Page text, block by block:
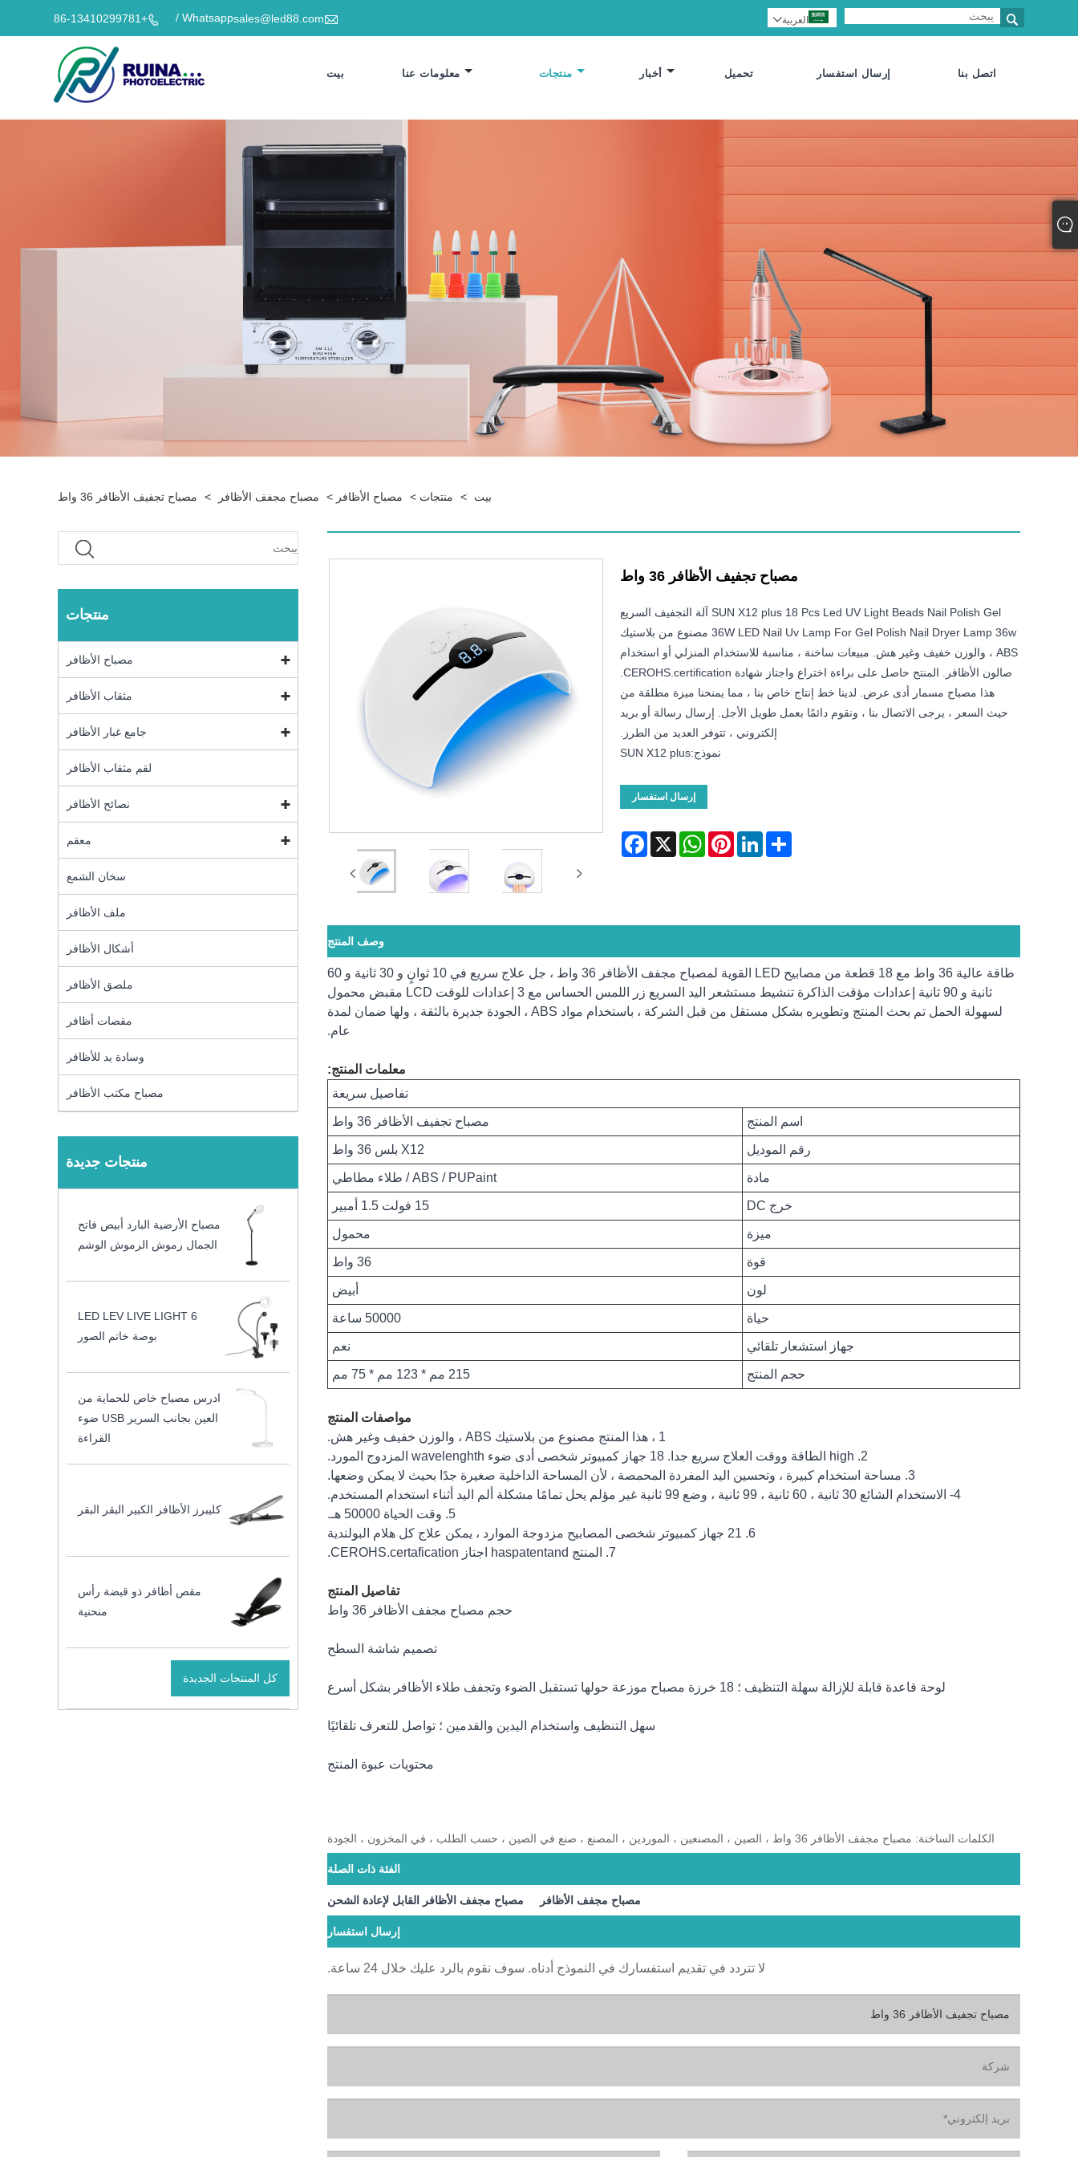

sales@led88.com
Whatsapp /

+86-13410299781  العربية
بيت معلومات عنا منتجات أخبار تحميل إرسال استفسار اتصل بنا
بيت > منتجات > مصباح الأظافر > مصباح مجفف الأظافر > مصباح تجفيف الأظافر 36 واط
منتجات
مصباح الأظافر
مثقاب الأظافر
جامع غبار الأظافر
لقم مثقاب الأظافر
نصائح الأظافر
معقم
سخان الشمع
ملف الأظافر
أشكال الأظافر
ملصق الأظافر
مقصات أظافر
وسادة يد للأظافر
مصباح مكتب الأظافر
منتجات جديدة
مصباح الأرضية البارد أبيض فاتح
الجمال رموش الرموش الوشم
LED LEV LIVE LIGHT 6
بوصة خاتم الصور
ادرس مصباح خاص للحماية من
العين بجانب السرير USB ضوء
القراءة
كليبرز الأظافر الكبير البقر البقر
مقص أظافر ذو قبضة رأس
منحنية
كل المنتجات الجديدة
مصباح تجفيف الأظافر 36 واط
SUN X12 plus 18 Pcs Led UV Light Beads Nail Polish Gel آلة التجفيف السريع
36W LED Nail Uv Lamp For Gel Polish Nail Dryer Lamp 36w مصنوع من بلاستيك
ABS ، والوزن خفيف وغير هش. مبيعات ساخنة ، مناسبة للاستخدام المنزلي أو استخدام
صالون الأظافر. المنتج حاصل على براءة اختراع واجتاز شهادة CEROHS.certification.
هذا مصباح مسمار أدى عرض. لدينا خط إنتاج خاص بنا ، مما يمنحنا ميزة مطلقة من
حيث السعر ، يرجى الاتصال بنا ، ونقوم دائمًا بعمل طويل الأجل. إرسال رسالة أو بريد
إلكتروني ، تتوفر العديد من الطرز.
نموذج:SUN X12 plus
إرسال استفسار
Facebook X
WhatsAppPinterestLinkedInShare
وصف المنتج
طاقة عالية 36 واط مع 18 قطعة من مصابيح LED القوية لمصباح مجفف الأظافر 36 واط ، جل علاج سريع في 10 ثوانٍ و 30 ثانية و 60
ثانية و 90 ثانية إعدادات مؤقت الذاكرة تنشيط مستشعر اليد السريع زر اللمس الحساس مع 3 إعدادات للوقت LCD مقبض محمول
لسهولة الحمل تم بحث المنتج وتطويره بشكل مستقل من قبل الشركة ، باستخدام مواد ABS ، الجودة جديرة بالثقة ، ولها ضمان لمدة
عام.
معلمات المنتج:
تفاصيل سريعة
اسم المنتج مصباح تجفيف الأظافر 36 واط
رقم الموديل X12 بلس 36 واط
مادة ABS / PUPaint / طلاء مطاطي
خرج DC 15 فولت 1.5 أمبير
ميزة محمول
قوة 36 واط
لون أبيض
حياة 50000 ساعة
جهاز استشعار تلقائي نعم
حجم المنتج 215 مم * 123 مم * 75 مم
مواصفات المنتج
1 ، هذا المنتج مصنوع من بلاستيك ABS ، والوزن خفيف وغير هش.
2. high الطاقة ووقت العلاج سريع جدا. 18 جهاز كمبيوتر شخصى أدى ضوء wavelenghth المزدوج المورد.
3. مساحة استخدام كبيرة ، وتحسين اليد المفردة المحمصة ، لأن المساحة الداخلية صغيرة جدًا بحيث لا يمكن وضعها.
4- الاستخدام الشائع 30 ثانية ، 60 ثانية ، 99 ثانية ، وضع 99 ثانية غير مؤلم يحل تمامًا مشكلة ألم اليد أثناء استخدام المستخدم.
5. وقت الحياة 50000 هـ.
6. 21 جهاز كمبيوتر شخصى المصابيح مزدوجة الموارد ، يمكن علاج كل هلام البولندية
7. المنتج haspatentand اجتاز CEROHS.certafication.
تفاصيل المنتج
حجم مصباح مجفف الأظافر 36 واط
تصميم شاشة السطح
لوحة قاعدة قابلة للإزالة سهلة التنظيف ؛ 18 خرزة مصباح موزعة حولها تستقبل الضوء وتجفف طلاء الأظافر بشكل أسرع
سهل التنظيف واستخدام اليدين والقدمين ؛ تواصل للتعرف تلقائيًا
محتويات عبوة المنتج
الكلمات الساخنة: مصباح مجفف الأظافر 36 واط ، الصين ، المصنعين ، الموردين ، المصنع ، صنع في الصين ، حسب الطلب ، في المخزون ، الجودة
الفئة ذات الصلة
مصباح مجفف الأظافر القابل لإعادة الشحن مصباح مجفف الأظافر
إرسال استفسار
لا تتردد في تقديم استفسارك في النموذج أدناه. سوف نقوم بالرد عليك خلال 24 ساعة.